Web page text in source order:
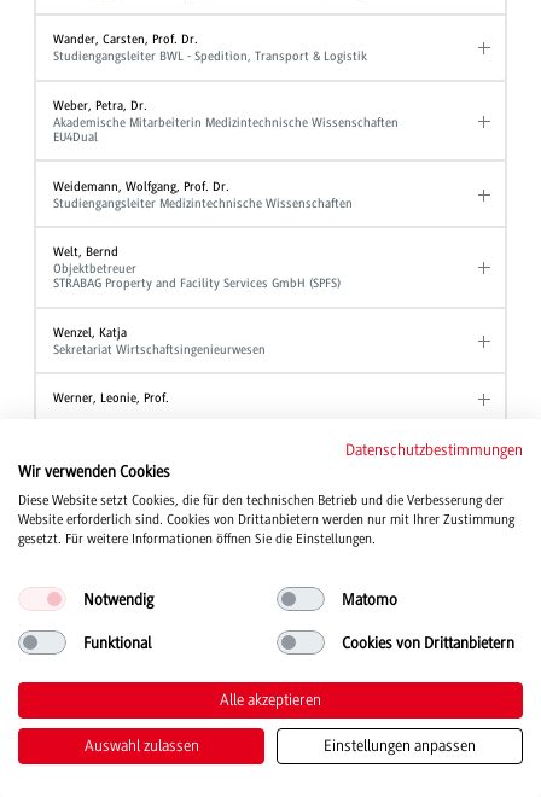
Wander, Carsten, Prof. Dr.
Studiengangsleiter BWL - Spedition, Transport & Logistik
Weber, Petra, Dr.
Akademische Mitarbeiterin Medizintechnische Wissenschaften
EU4Dual
Weidemann, Wolfgang, Prof. Dr.
Studiengangsleiter Medizintechnische Wissenschaften
Welt, Bernd
Objektbetreuer
STRABAG Property and Facility Services GmbH (SPFS)
Wenzel, Katja
Sekretariat Wirtschaftsingenieurwesen
Werner, Leonie, Prof.
Akademische Mitarbeiterin Angewandte Hebammenwissenschaft
Wind, Tanja, Prof. Dr.
Studiengang Kinder- und Jugendhilfe
Professor Studiengang BWL - Industrie
Professor Studiengang BWL - Industrial Business Management
Stellvertretende Ansprechpartnerin der Beauftragten für Chancengleichheit
Witt, Alexander
Datenschutzbestimmungen
Wir verwenden Cookies
Diese Website setzt Cookies, die für den technischen Betrieb und die Verbesserung der
Website erforderlich sind. Cookies von Drittanbietern werden nur mit Ihrer Zustimmung
gesetzt. Für weitere Informationen öffnen Sie die Einstellungen.
Notwendig Matomo
Funktional Cookies von Drittanbietern
Alle akzeptieren
Auswahl zulassen Einstellungen anpassen